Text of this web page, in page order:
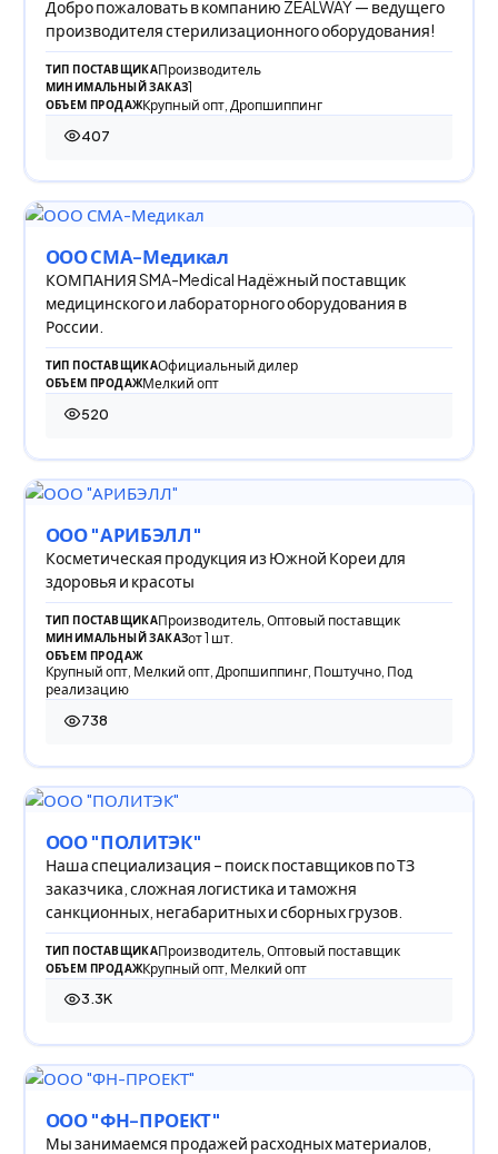
Добро пожаловать в компанию ZEALWAY — ведущего
производителя стерилизационного оборудования!
ТИП ПОСТАВЩИКАПроизводитель
МИНИМАЛЬНЫЙ ЗАКАЗ1
ОБЪЕМ ПРОДАЖКрупный опт, Дропшиппинг
407
407 просмотров
ООО СМА-Медикал
КОМПАНИЯ SMA-Medical Надёжный поставщик
медицинского и лабораторного оборудования в
России.
ТИП ПОСТАВЩИКАОфициальный дилер
ОБЪЕМ ПРОДАЖМелкий опт
520
520 просмотров
ООО "АРИБЭЛЛ"
Косметическая продукция из Южной Кореи для
здоровья и красоты
ТИП ПОСТАВЩИКАПроизводитель, Оптовый поставщик
МИНИМАЛЬНЫЙ ЗАКАЗот 1 шт.
ОБЪЕМ ПРОДАЖ
Крупный опт, Мелкий опт, Дропшиппинг, Поштучно, Под
реализацию
738
738 просмотров
ООО "ПОЛИТЭК"
Наша специализация – поиск поставщиков по ТЗ
заказчика, сложная логистика и таможня
санкционных, негабаритных и сборных грузов.
ТИП ПОСТАВЩИКАПроизводитель, Оптовый поставщик
ОБЪЕМ ПРОДАЖКрупный опт, Мелкий опт
3.3K
3 300 просмотров
ООО "ФН-ПРОЕКТ"
Мы занимаемся продажей расходных материалов,